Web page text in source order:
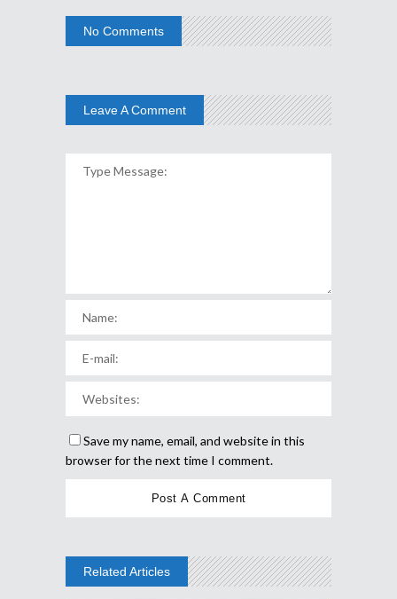
No Comments
Leave A Comment
Save my name, email, and website in this
browser for the next time I comment.
Related Articles